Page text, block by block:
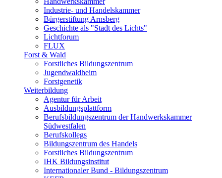
Industrie- und Handelskammer
Bürgerstiftung Arnsberg
Geschichte als "Stadt des Lichts"
Lichtforum
FLUX
Forst & Wald
Forstliches Bildungszentrum
Jugendwaldheim
Forstgenetik
Weiterbildung
Agentur für Arbeit
Ausbildungsplattform
Berufsbildungszentrum der Handwerkskammer
Südwestfalen
Berufskollegs
Bildungszentrum des Handels
Forstliches Bildungszentrum
IHK Bildungsinstitut
Internationaler Bund - Bildungszentrum